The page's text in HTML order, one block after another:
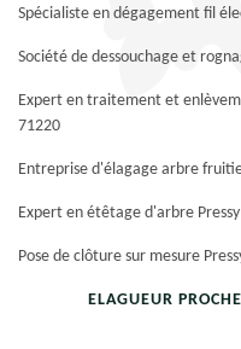
Spécialiste en dégagement fil
Société de dessouchage et
Expert en traitement et
71220
Entreprise d'élagage arbre
Expert en étêtage d'arbre
Pose de clôture sur mesure
ELAGUEUR